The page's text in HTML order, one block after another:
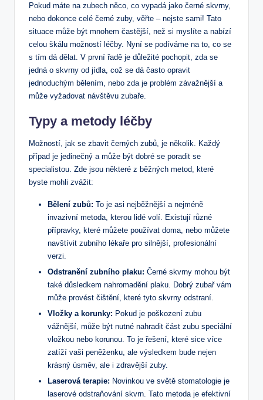
Pokud máte na zubech něco, co vypadá jako černé skvrny,
nebo dokonce celé černé zuby, věřte – nejste sami! Tato
situace může být mnohem častější, než si myslíte a nabízí
celou škálu možností léčby. Nyní se podíváme na to, co se
s tím dá dělat. V první řadě je důležité pochopit, zda se
jedná o skvrny od jídla, což se dá často opravit
jednoduchým bělením, nebo zda je problém závažnější a
může vyžadovat návštěvu zubaře.
Typy a metody léčby
Možností, jak se zbavit černých zubů, je několik. Každý
případ je jedinečný a může být dobré se poradit se
specialistou. Zde jsou některé z běžných metod, které
byste mohli zvážit:
Bělení zubů: To je asi nejběžnější a nejméně
invazivní metoda, kterou lidé volí. Existují různé
přípravky, které můžete používat doma, nebo můžete
navštívit zubního lékaře pro silnější, profesionální
verzi.
Odstranění zubního plaku: Černé skvrny mohou být
také důsledkem nahromadění plaku. Dobrý zubař vám
může provést čištění, které tyto skvrny odstraní.
Vložky a korunky: Pokud je poškození zubu
vážnější, může být nutné nahradit část zubu speciální
vložkou nebo korunou. To je řešení, které sice více
zatíží vaši peněženku, ale výsledkem bude nejen
krásný úsměv, ale i zdravější zuby.
Laserová terapie: Novinkou ve světě stomatologie je
laserové odstraňování skvrn. Tato metoda je efektivní